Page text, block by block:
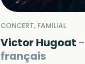
CONCERT, FAMILIAL
Victor Hugoat
français